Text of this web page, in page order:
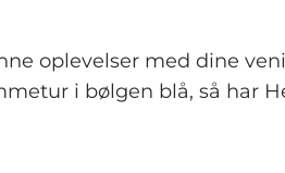
oplevelser med dine
i bølgen blå, så har